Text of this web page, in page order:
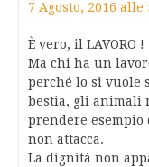
7 Agosto, 2016 alle
È vero, il LAVORO !
Ma chi ha un
perché lo si vuole
bestia, gli animali
prendere
non attacca.
La dignità non